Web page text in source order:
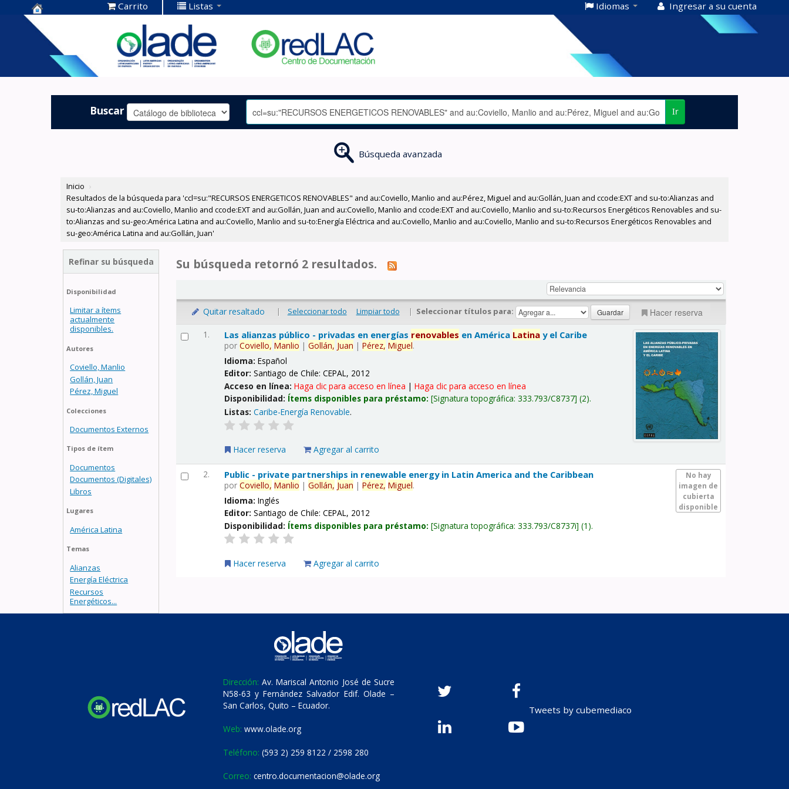
Centro de
Documentación
OLADE -
Carrito Listas Idiomas Ingresar a su cuenta
Buscar Ir
Búsqueda avanzada
Inicio ›
Resultados de la búsqueda para 'ccl=su:"RECURSOS ENERGETICOS RENOVABLES" and au:Coviello, Manlio and au:Pérez, Miguel and au:Gollán, Juan and ccode:EXT and su-to:Alianzas and
su-to:Alianzas and au:Coviello, Manlio and ccode:EXT and au:Gollán, Juan and au:Coviello, Manlio and ccode:EXT and au:Coviello, Manlio and su-to:Recursos Energéticos Renovables and su-
to:Alianzas and su-geo:América Latina and au:Coviello, Manlio and su-to:Energía Eléctrica and au:Coviello, Manlio and au:Coviello, Manlio and su-to:Recursos Energéticos Renovables and
su-geo:América Latina and au:Gollán, Juan'
Refinar su búsqueda
Disponibilidad
Limitar a ítems
actualmente
disponibles.
Autores
Coviello, Manlio
Gollán, Juan
Pérez, Miguel
Colecciones
Documentos Externos
Tipos de ítem
Documentos
Documentos (Digitales)
Libros
Lugares
América Latina
Temas
Alianzas
Energía Eléctrica
Recursos
Energéticos...
Su búsqueda retornó 2 resultados.
Quitar resaltado | Seleccionar todo Limpiar todo | Seleccionar títulos para: Hacer reserva
1. Las alianzas público - privadas en energías renovables en América Latina y el Caribe
porCoviello, Manlio |Gollán, Juan |Pérez, Miguel.
Idioma:Español
Editor:Santiago de Chile: CEPAL, 2012
Acceso en línea:Haga clic para acceso en línea |Haga clic para acceso en línea
Disponibilidad: Ítems disponibles para préstamo: Signatura topográfica:333.793/C8737 (2).
Listas: Caribe-Energía Renovable.
Hacer reserva Agregar al carrito
2.
No hay
imagen de
cubierta
disponible
Public - private partnerships in renewable energy in Latin America and the Caribbean
porCoviello, Manlio |Gollán, Juan |Pérez, Miguel.
Idioma:Inglés
Editor:Santiago de Chile: CEPAL, 2012
Disponibilidad: Ítems disponibles para préstamo: Signatura topográfica:333.793/C8737i (1).
Hacer reserva Agregar al carrito
Dirección: Av. Mariscal Antonio José de Sucre
N58-63 y Fernández Salvador Edif. Olade –
San Carlos, Quito – Ecuador.
Web: www.olade.org
Teléfono: (593 2) 259 8122 / 2598 280
Correo: centro.documentacion@olade.org
Tweets by cubemediaco